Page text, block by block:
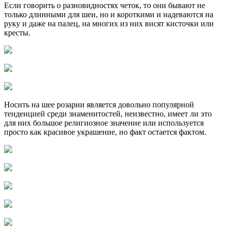
Если говорить о разновидностях четок, то они бывают не
только длинными для шеи, но и короткими и надеваются на
руку и даже на палец, на многих из них висят кисточки или
кресты.
Носить на шее розарии является довольно популярной
тенденцией среди знаменитостей, неизвестно, имеет ли это
для них большое религиозное значение или используется
просто как красивое украшение, но факт остается фактом.